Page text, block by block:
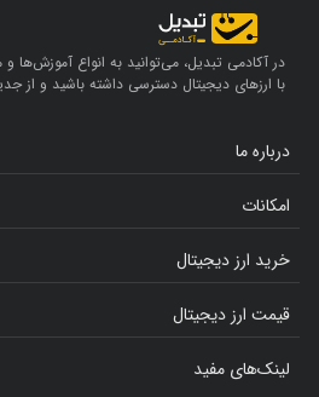
در آکادمی تبدیل، می‌توانید به انواع
با ارزهای دیجیتال دسترسی داشته باشید و از
درباره ما
امکانات
خرید ارز دیجیتال
قیمت ارز دیجیتال
لینک‌های مفید